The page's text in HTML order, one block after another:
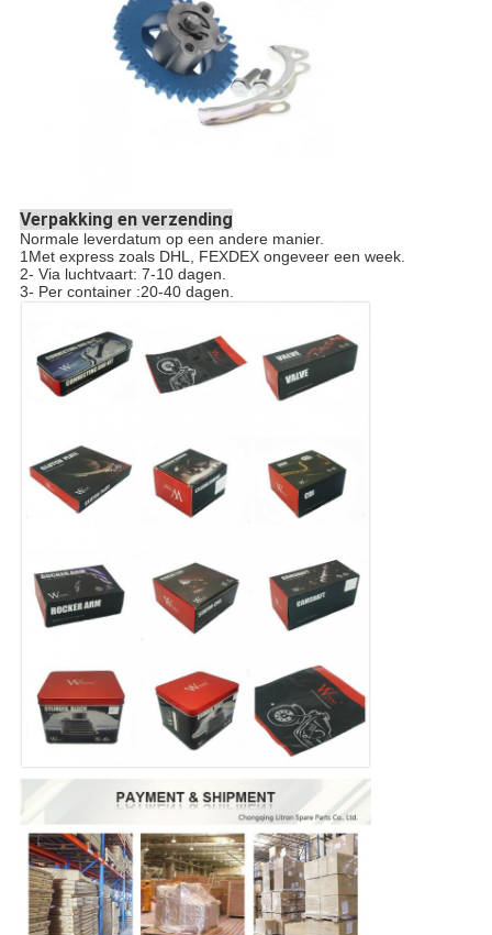
Verpakking en verzending
Normale leverdatum op een andere manier.
1Met express zoals DHL, FEXDEX ongeveer een week.
2- Via luchtvaart: 7-10 dagen.
3- Per container :20-40 dagen.